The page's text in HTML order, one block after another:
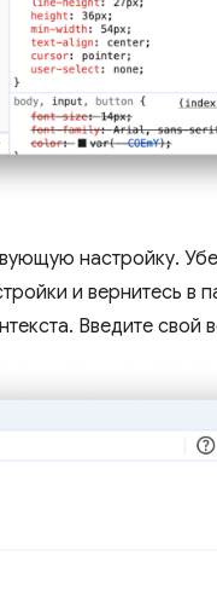
настройку.
и вернитесь в
Введите свой